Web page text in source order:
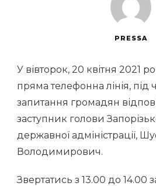
PRESSA
У вівторок, 20 квітня 2021
пряма телефонна лінія, під
запитання громадян
заступник голови
державної адміністрації,
Володимирович.
Звертатись з 13.00 до 14.00